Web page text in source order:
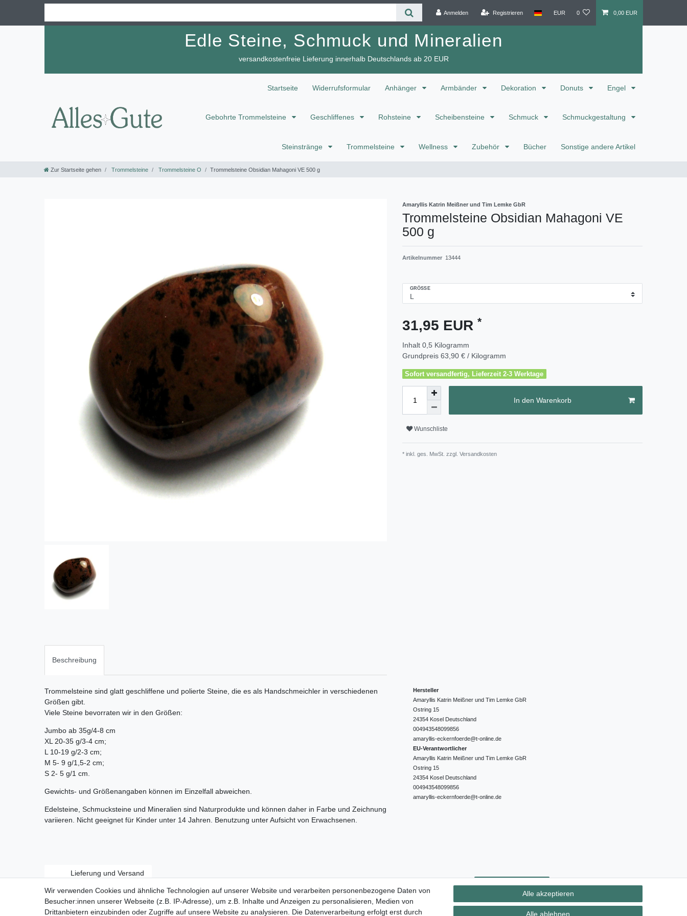
Anmelden Registrieren EUR 0 0,00 EUR
Edle Steine, Schmuck und Mineralien
versandkostenfreie Lieferung innerhalb Deutschlands ab 20 EUR
Startseite Widerrufsformular Anhänger Armbänder Dekoration Donuts Engel
Gebohrte Trommelsteine Geschliffenes Rohsteine Scheibensteine Schmuck Schmuckgestaltung
Steinstränge Trommelsteine Wellness Zubehör Bücher Sonstige andere Artikel
Zur Startseite gehen Trommelsteine Trommelsteine O Trommelsteine Obsidian Mahagoni VE 500 g
Amaryllis Katrin Meißner und Tim Lemke GbR
Trommelsteine Obsidian Mahagoni VE
500 g
Artikelnummer 13444
GRÖSSE
31,95 EUR *
Inhalt 0,5 Kilogramm
Grundpreis 63,90 € / Kilogramm
Sofort versandfertig, Lieferzeit 2-3 Werktage
In den Warenkorb
Wunschliste
* inkl. ges. MwSt. zzgl. Versandkosten
Beschreibung
Trommelsteine sind glatt geschliffene und polierte Steine, die es als Handschmeichler in verschiedenen
Größen gibt.
Viele Steine bevorraten wir in den Größen:
Jumbo ab 35g/4-8 cm
XL 20-35 g/3-4 cm;
L 10-19 g/2-3 cm;
M 5- 9 g/1,5-2 cm;
S 2- 5 g/1 cm.
Gewichts- und Größenangaben können im Einzelfall abweichen.
Edelsteine, Schmucksteine und Mineralien sind Naturprodukte und können daher in Farbe und Zeichnung
variieren. Nicht geeignet für Kinder unter 14 Jahren. Benutzung unter Aufsicht von Erwachsenen.
Hersteller
Amaryllis Katrin Meißner und Tim Lemke GbR
Ostring 15
24354 Kosel Deutschland
004943548099856
amaryllis-eckernfoerde@t-online.de
EU-Verantwortlicher
Amaryllis Katrin Meißner und Tim Lemke GbR
Ostring 15
24354 Kosel Deutschland
004943548099856
amaryllis-eckernfoerde@t-online.de
Lieferung und Versand
Widerrufs­recht Vertrag widerrufen Kontakt
Wir verwenden Cookies und ähnliche Technologien auf unserer Website und verarbeiten personenbezogene Daten von
Besucher:innen unserer Webseite (z.B. IP-Adresse), um z.B. Inhalte und Anzeigen zu personalisieren, Medien von
Drittanbietern einzubinden oder Zugriffe auf unsere Website zu analysieren. Die Datenverarbeitung erfolgt erst durch
Alle akzeptieren
Alle ablehnen